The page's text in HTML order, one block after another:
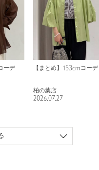
ーデ 【まとめ】153cmコーデ
柏の葉店
2026.07.27